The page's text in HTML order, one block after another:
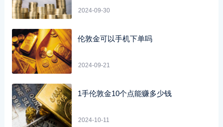
2024-09-30
伦敦金可以手机下单吗
2024-09-21
1手伦敦金10个点能赚多少钱
2024-10-11